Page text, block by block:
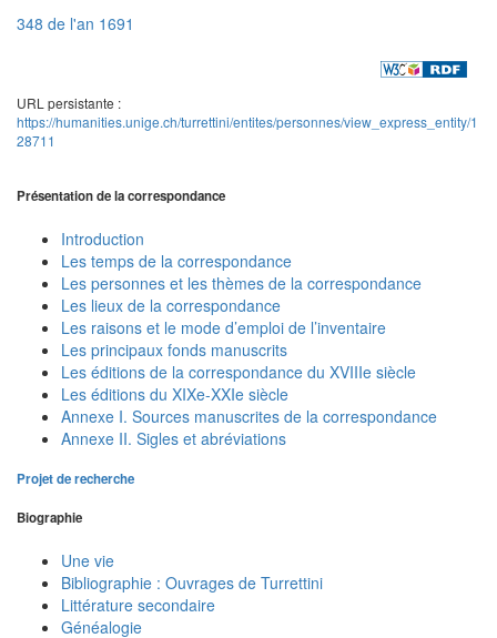
348 de l'an 1691
URL persistante :
https://humanities.unige.ch/turrettini/entites/personnes/view_express_entity/1
28711
Présentation de la correspondance
Introduction
Les temps de la correspondance
Les personnes et les thèmes de la correspondance
Les lieux de la correspondance
Les raisons et le mode d’emploi de l’inventaire
Les principaux fonds manuscrits
Les éditions de la correspondance du XVIIIe siècle
Les éditions du XIXe-XXIe siècle
Annexe I. Sources manuscrites de la correspondance
Annexe II. Sigles et abréviations
Projet de recherche
Biographie
Une vie
Bibliographie : Ouvrages de Turrettini
Littérature secondaire
Généalogie